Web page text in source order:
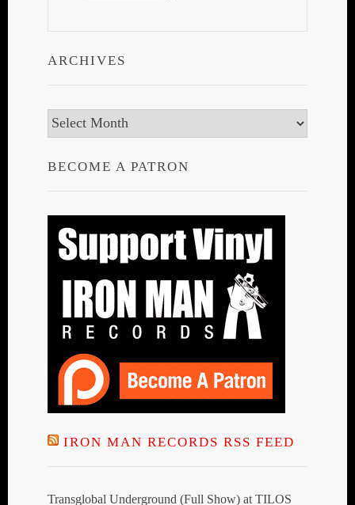
ARCHIVES
Archives
BECOME A PATRON
IRON MAN RECORDS RSS FEED
Transglobal Underground (Full Show) at TILOS